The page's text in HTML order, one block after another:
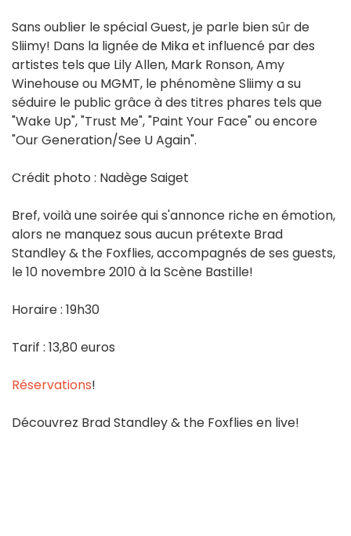
Sans oublier le spécial Guest, je parle bien sûr de
Sliimy! Dans la lignée de Mika et influencé par des
artistes tels que Lily Allen, Mark Ronson, Amy
Winehouse ou MGMT, le phénomène Sliimy a su
séduire le public grâce à des titres phares tels que
"Wake Up", "Trust Me", "Paint Your Face" ou encore
"Our Generation/See U Again".
Crédit photo : Nadège Saiget
Bref, voilà une soirée qui s'annonce riche en émotion,
alors ne manquez sous aucun prétexte Brad
Standley & the Foxflies, accompagnés de ses guests,
le 10 novembre 2010 à la Scène Bastille!
Horaire : 19h30
Tarif : 13,80 euros
Réservations!
Découvrez Brad Standley & the Foxflies en live!